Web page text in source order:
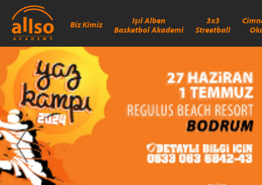
Biz Kimiz
Işıl Alben
Basketbol Akademi
3x3
Streetball